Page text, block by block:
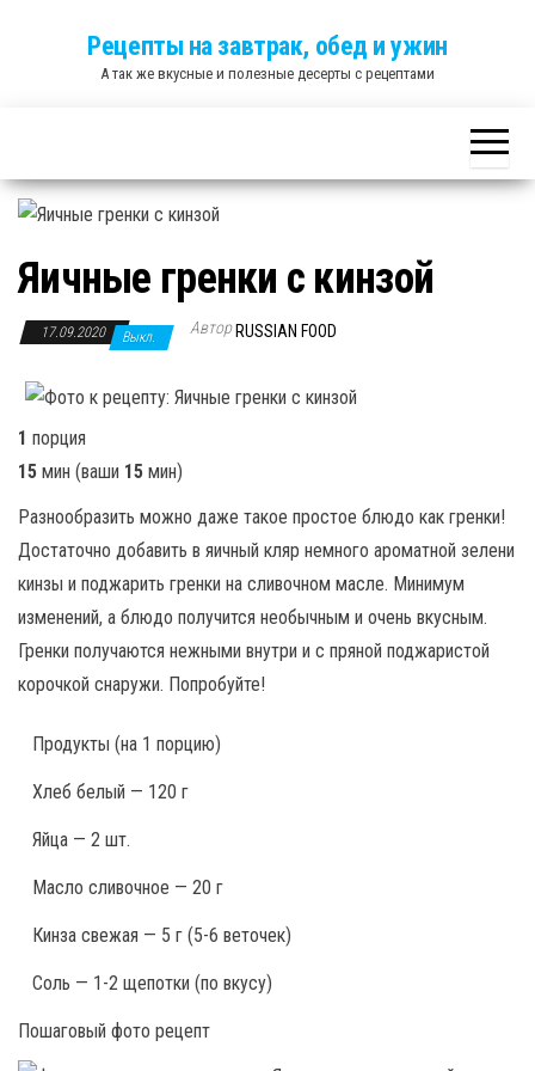
Рецепты на завтрак, обед и ужин
А так же вкусные и полезные десерты с рецептами
Яичные гренки с кинзой
17.09.2020 Выкл. Автор RUSSIAN FOOD
1 порция
15 мин (ваши 15 мин)
Разнообразить можно даже такое простое блюдо как гренки!
Достаточно добавить в яичный кляр немного ароматной зелени
кинзы и поджарить гренки на сливочном масле. Минимум
изменений, а блюдо получится необычным и очень вкусным.
Гренки получаются нежными внутри и с пряной поджаристой
корочкой снаружи. Попробуйте!
Продукты (на 1 порцию)
Хлеб белый — 120 г
Яйца — 2 шт.
Масло сливочное — 20 г
Кинза свежая — 5 г (5-6 веточек)
Соль — 1-2 щепотки (по вкусу)
Пошаговый фото рецепт